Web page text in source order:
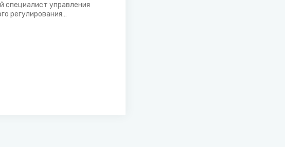
специалист управления
регулирования